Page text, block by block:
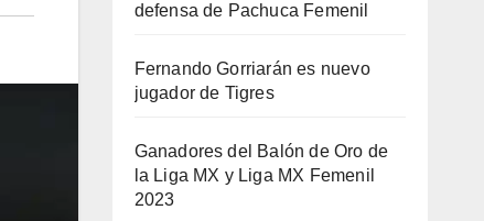
defensa de Pachuca Femenil
Fernando Gorriarán es nuevo
jugador de Tigres
Ganadores del Balón de Oro de
la Liga MX y Liga MX Femenil
2023